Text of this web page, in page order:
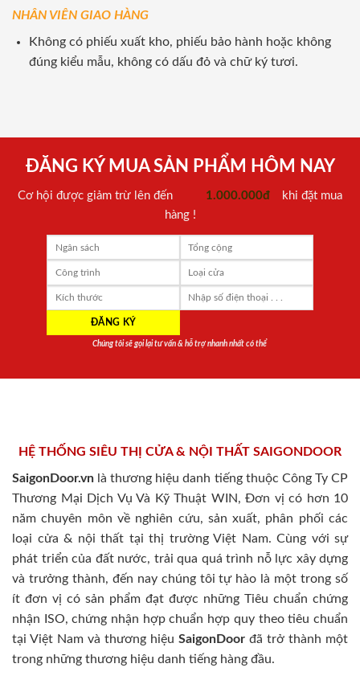
NHÂN VIÊN GIAO HÀNG
Không có phiếu xuất kho, phiếu bảo hành hoặc không
đúng kiểu mẫu, không có dấu đỏ và chữ ký tươi.
ĐĂNG KÝ MUA SẢN PHẨM HÔM NAY
Cơ hội được giảm trừ lên đến 1.000.000đ
khi đặt mua
hàng !
Chúng tôi sẽ gọi lại tư vấn & hỗ trợ nhanh nhất có thể
HỆ THỐNG SIÊU THỊ CỬA & NỘI THẤT SAIGONDOOR
SaigonDoor.vn là thương hiệu danh tiếng thuộc Công Ty CP
Thương Mại Dịch Vụ Và Kỹ Thuật WIN, Đơn vị có hơn 10
năm chuyên môn về nghiên cứu, sản xuất, phân phối các
loại cửa & nội thất tại thị trường Việt Nam. Cùng với sự
phát triển của đất nước, trải qua quá trình nỗ lực xây dựng
và trưởng thành, đến nay chúng tôi tự hào là một trong số
ít đơn vị có sản phẩm đạt được những Tiêu chuẩn chứng
nhận ISO, chứng nhận hợp chuẩn hợp quy theo tiêu chuẩn
tại Việt Nam và thương hiệu SaigonDoor đã trở thành một
trong những thương hiệu danh tiếng hàng đầu.